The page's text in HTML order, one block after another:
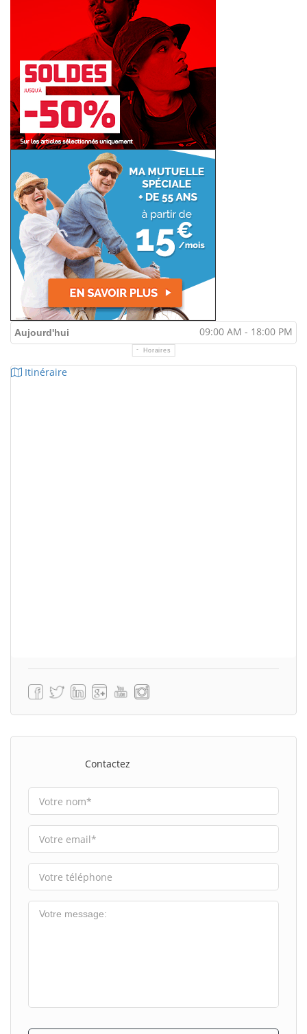
Aujourd'hui 09:00 AM - 18:00 PM
Horaires
Itinéraire
Contactez